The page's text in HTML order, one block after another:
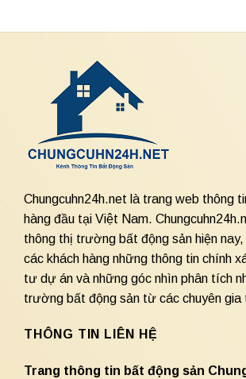
Chungcuhn24h.net là trang web thông
hàng đầu tại Việt Nam.
thông thị trường bất động sản hiện nay,
các khách hàng những thông tin chính
tư dự án và những góc nhìn phân tích
trường bất động sản từ các chuyên gia
THÔNG TIN LIÊN HỆ
Trang thông tin bất động sản